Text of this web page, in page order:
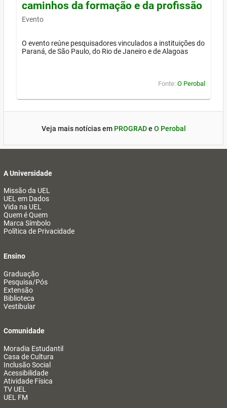
caminhos da formação e da profissão
Evento
O evento reúne pesquisadores vinculados a instituições do
Paraná, de São Paulo, do Rio de Janeiro e de Alagoas
Fonte: O Perobal
Veja mais notícias em PROGRADe O Perobal
A Universidade
Missão da UEL
UEL em Dados
Vida na UEL
Quem é Quem
Marca Símbolo
Política de Privacidade
Ensino
Graduação
Pesquisa/Pós
Extensão
Biblioteca
Vestibular
Comunidade
Moradia Estudantil
Casa de Cultura
Inclusão Social
Acessibilidade
Atividade Física
TV UEL
UEL FM